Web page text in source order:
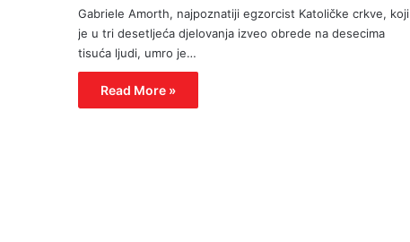
Gabriele Amorth, najpoznatiji egzorcist Katoličke crkve, koji
je u tri desetljeća djelovanja izveo obrede na desecima
tisuća ljudi, umro je…
Read More »